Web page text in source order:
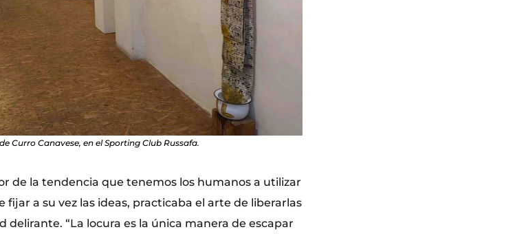
Curro Canavese, en el Sporting Club Russafa.
de la tendencia que tenemos los humanos a utilizar
fijar a su vez las ideas, practicaba el arte de liberarlas
delirante. “La locura es la única manera de escapar